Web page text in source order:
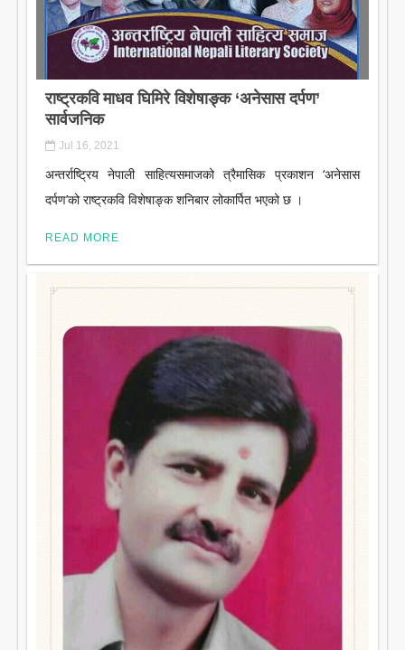
राष्ट्रकवि माधव घिमिरे विशेषाङ्क ‘अनेसास दर्पण’
सार्वजनिक
Jul 16, 2021
अन्तर्राष्ट्रिय नेपाली साहित्यसमाजको त्रैमासिक प्रकाशन ‘अनेसास
दर्पण’को राष्ट्रकवि विशेषाङ्क शनिबार लोकार्पित भएको छ ।
READ MORE